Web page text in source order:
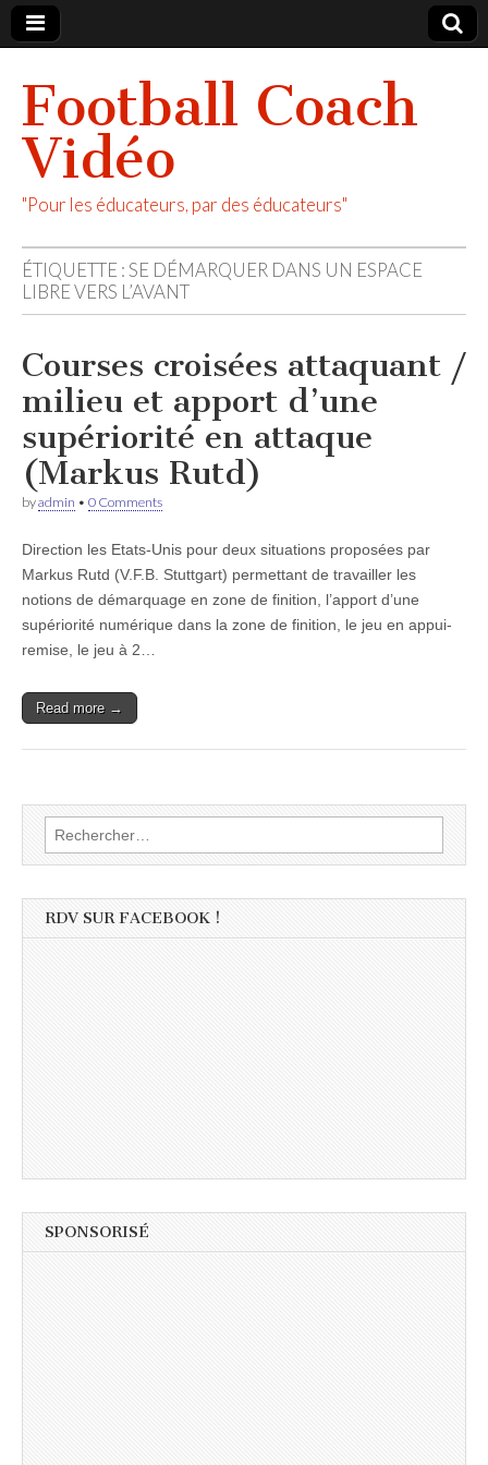
Football Coach
Vidéo
"Pour les éducateurs, par des éducateurs"
ÉTIQUETTE :SE DÉMARQUER DANS UN ESPACE
LIBRE VERS L’AVANT
Courses croisées attaquant /
milieu et apport d’une
supériorité en attaque
(Markus Rutd)
byadmin • 0 Comments
Direction les Etats-Unis pour deux situations proposées par
Markus Rutd (V.F.B. Stuttgart) permettant de travailler les
notions de démarquage en zone de finition, l’apport d’une
supériorité numérique dans la zone de finition, le jeu en appui-
remise, le jeu à 2…
Read more →
Rechercher :
RDV SUR FACEBOOK !
SPONSORISÉ